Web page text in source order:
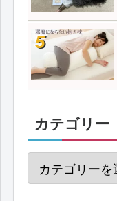
カテゴリー